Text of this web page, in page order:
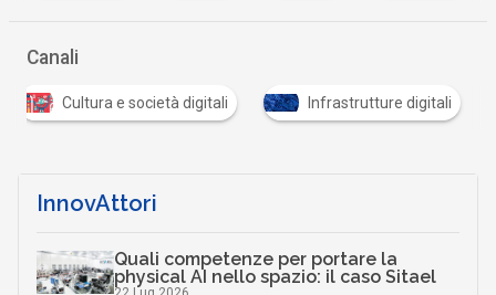
Canali
Cultura e società digitali Infrastrutture digitali
InnovAttori
Quali competenze per portare la
physical AI nello spazio: il caso Sitael